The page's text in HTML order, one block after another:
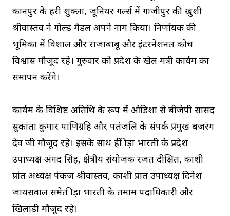
कानपुर के हरी शुक्ला, जूनियर गर्ल्स में गाजीपुर की खुशी
श्रीवास्तव ने गोल्ड मैडल अपने नाम किया। निर्णायक की
भूमिका में विशाल और राजाबाबू और इंटरनेशनल कोच
विश्वास मौजूद रहे। गुरुवार को प्रदेश के खेल मंत्री कार्यक्रम का
समापन करेंगे।
कार्यक्रम के विशिष्ट अतिथि के रूप में ओडिशा से बीजेपी सांसद
सुकांता कुमार पाणिग्रहि और पतंजलि के संपर्क प्रमुख बजरंग
देव जी मौजूद रहे। इसके साथ ही क्रीड़ा भारती के प्रदेश
उपाध्यक्ष अंगद सिंह, क्षेत्रीय संयोजक रजत दीक्षित, काशी
प्रांत अध्यक्ष पंकज श्रीवास्तव, काशी प्रांत उपाध्यक्ष दिनेश
जायसवाल समेत क्रीड़ा भारती के तमाम पदाधिकारी और
खिलाड़ी मौजूद रहे।